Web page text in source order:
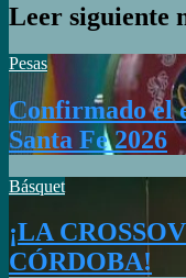
Leer siguiente
Pesas
Confirmado el
Santa Fe 2026
Básquet
¡LA
CÓRDOBA!